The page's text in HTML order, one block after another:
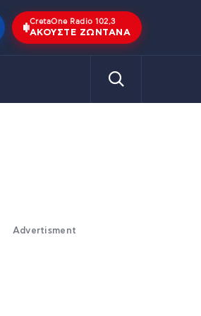
CretaOne Radio 102,3
ΑΚΟΎΣΤΕ ΖΩΝΤΑΝΆ
Advertisment